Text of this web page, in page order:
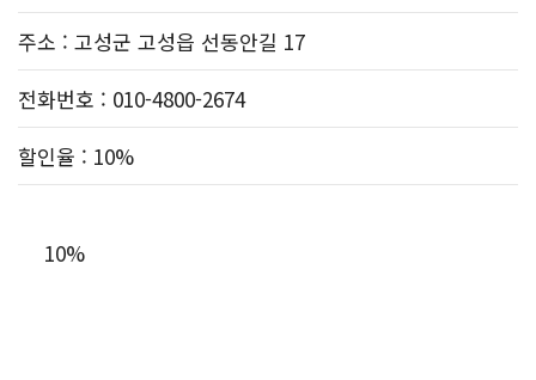
주소 : 고성군 고성읍 선동안길 17
전화번호 : 010-4800-2674
할인율 : 10%
10%